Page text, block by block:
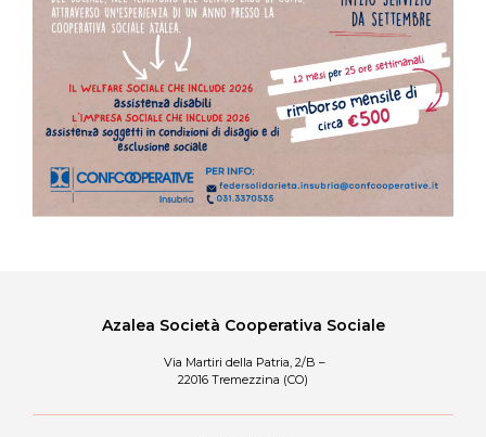
Azalea Società Cooperativa Sociale
Via Martiri della Patria, 2/B –
22016 Tremezzina (CO)